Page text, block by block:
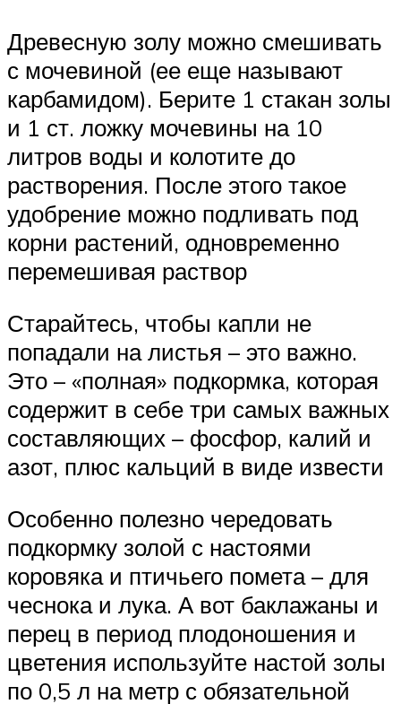
Древесную золу можно смешивать
с мочевиной (ее еще называют
карбамидом). Берите 1 стакан золы
и 1 ст. ложку мочевины на 10
литров воды и колотите до
растворения. После этого такое
удобрение можно подливать под
корни растений, одновременно
перемешивая раствор
Старайтесь, чтобы капли не
попадали на листья – это важно.
Это – «полная» подкормка, которая
содержит в себе три самых важных
составляющих – фосфор, калий и
азот, плюс кальций в виде извести
Особенно полезно чередовать
подкормку золой с настоями
коровяка и птичьего помета – для
чеснока и лука. А вот баклажаны и
перец в период плодоношения и
цветения используйте настой золы
по 0,5 л на метр с обязательной